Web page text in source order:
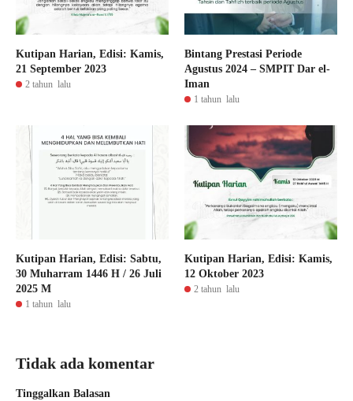
Kutipan Harian, Edisi: Kamis,
21 September 2023
2 tahun lalu
Bintang Prestasi Periode
Agustus 2024 – SMPIT Dar el-
Iman
1 tahun lalu
Kutipan Harian, Edisi: Sabtu,
30 Muharram 1446 H / 26 Juli
2025 M
1 tahun lalu
Kutipan Harian, Edisi: Kamis,
12 Oktober 2023
2 tahun lalu
Tidak ada komentar
Tinggalkan Balasan